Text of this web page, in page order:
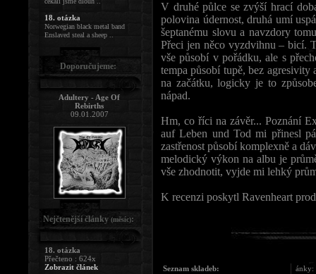
V druhé půlce se zvýší hrací
polovina údernost, druhá umí
šeptanému slovu a navzdory
Přeci jen něco vyzdvihnu – bicí.
vše působí v pořádku, ale s
tempa působí tupě, bez
na začátku, logicky je to
nápad.
Hm, co říci na závěr... Poznání
auf Leben und Tod mi přinesl
zastřenost působí komplexně a
melodický výkon na albu je
vše zhodnotit, vyjde mi lehký
K recenzi poskytl Ravenheart
Seznam skladeb:
ánky:
18. otázka
Norwegian black metal band
Enslaved steal a sheep ..
Doporučujeme:
Adultery - Age Of
Rebirths
09.01.2007
Nejčtenější články (měsíc):
18. otázka
Přečteno : 624x
Zobrazit článek